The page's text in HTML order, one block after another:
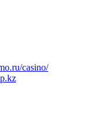
casino/